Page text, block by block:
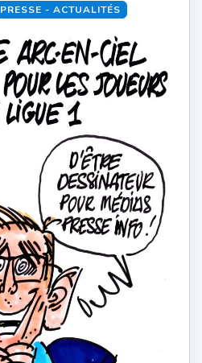
PRESSE - ACTUALITÉS